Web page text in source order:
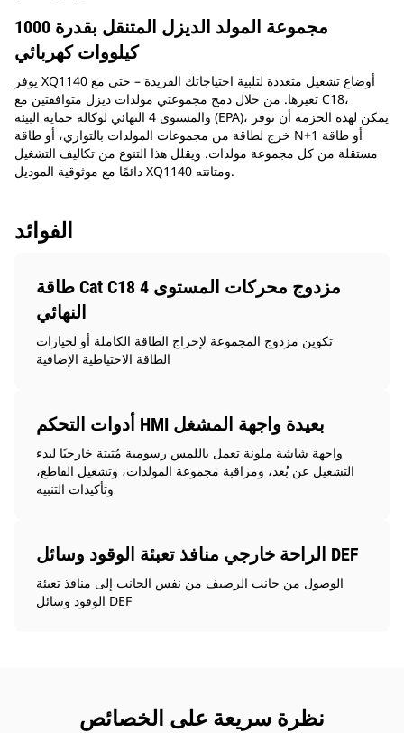
مجموعة المولد الديزل المتنقل بقدرة 1000
كيلووات كهربائي
يوفر XQ1140 أوضاع تشغيل متعددة لتلبية احتياجاتك الفريدة – حتى مع
تغيرها. من خلال دمج مجموعتي مولدات ديزل متوافقتين مع C18،
والمستوى 4 النهائي لوكالة حماية البيئة (EPA)، يمكن لهذه الحزمة أن توفر
خرج لطاقة من مجموعات المولدات بالتوازي، أو طاقة N+1 أو طاقة
مستقلة من كل مجموعة مولدات. ويقلل هذا التنوع من تكاليف التشغيل
دائمًا مع موثوقية الموديل XQ1140 ومتانته.
الفوائد
طاقة Cat C18 مزدوج محركات المستوى 4
النهائي
تكوين مزدوج المجموعة لإخراج الطاقة الكاملة أو لخيارات
الطاقة الاحتياطية الإضافية
أدوات التحكم HMI بعيدة واجهة المشغل
واجهة شاشة ملونة تعمل باللمس رسومية مُثبتة خارجيًا لبدء
التشغيل عن بُعد، ومراقبة مجموعة المولدات، وتشغيل القاطع،
وتأكيدات التنبيه
الراحة خارجي منافذ تعبئة الوقود وسائل DEF
الوصول من جانب الرصيف من نفس الجانب إلى منافذ تعبئة
الوقود وسائل DEF
نظرة سريعة على الخصائص